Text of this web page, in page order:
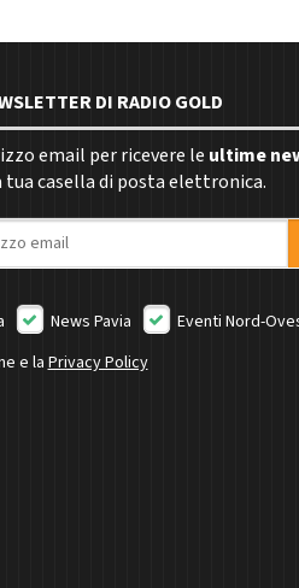
DI RADIO GOLD
email per ricevere le ultime
casella di posta elettronica.
News Pavia
Eventi Nord-
e la Privacy Policy